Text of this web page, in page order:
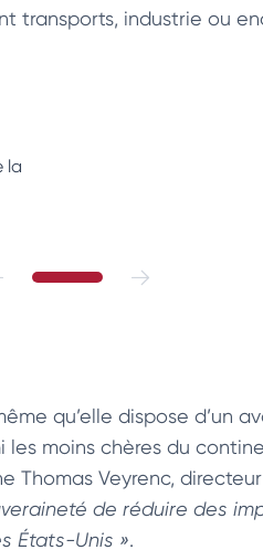
transports, industrie ou
la
qu’elle dispose d’un
moins chères du
Thomas Veyrenc,
de réduire des
États-Unis ».